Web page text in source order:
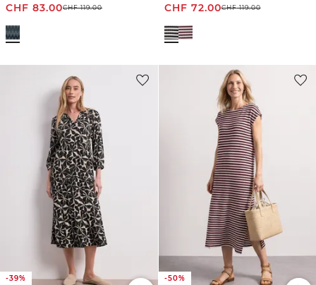
CHF 83.00CHF119.00
CHF 72.00CHF119.00
-39% -50%